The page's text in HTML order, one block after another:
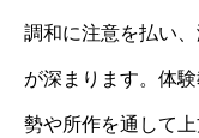
調和に注意を払い
が深まります。体
勢や所作を通して